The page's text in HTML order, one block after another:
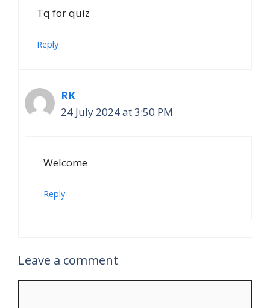
Tq for quiz
Reply
RK
24 July 2024 at 3:50 PM
Welcome
Reply
Leave a comment